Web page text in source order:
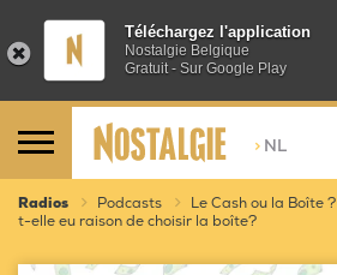
Téléchargez l'application
Nostalgie Belgique
Gratuit - Sur Google Play
> NL
Radios Podcasts Le Cash ou la Boîte ?
t-elle eu raison de choisir la boîte?